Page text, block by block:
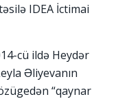
IDEA İctimai
cü ildə Heydər
Əliyevanın
“qaynar